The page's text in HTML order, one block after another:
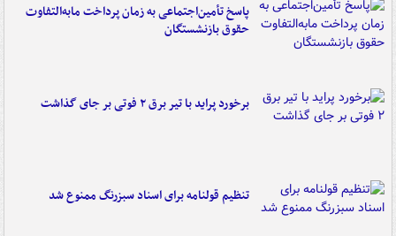
پاسخ تأمین‌اجتماعی به زمان پرداخت مابه‌التفاوت
حقوق بازنشستگان
برخورد پراید با تیر برق ۲ فوتی بر جای گذاشت
تنظیم قولنامه برای اسناد سبزرنگ ممنوع شد